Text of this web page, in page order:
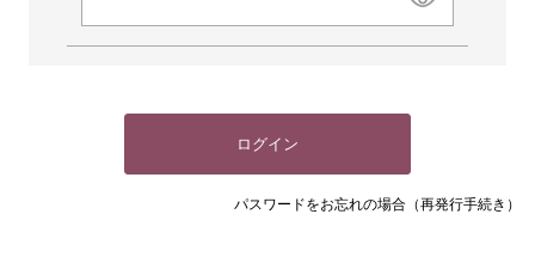
ログイン
パスワードをお忘れの場合（再発行手続き）